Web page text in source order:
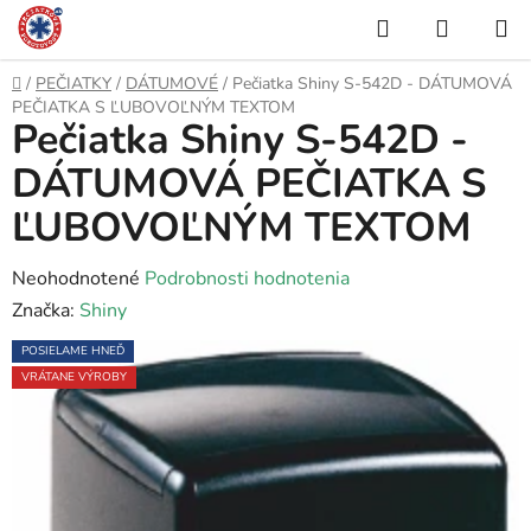
Prejsť
na
obsah
Hľadať
KOŠÍK
Domov
/ PEČIATKY / DÁTUMOVÉ / Pečiatka Shiny S-542D - DÁTUMOVÁ
PEČIATKA S ĽUBOVOĽNÝM TEXTOM
Pečiatka Shiny S-542D -
DÁTUMOVÁ PEČIATKA S
ĽUBOVOĽNÝM TEXTOM
Priemerné
hodnotenie
produktu
je
Neohodnotené Podrobnosti hodnotenia
Značka: Shiny
POSIELAME HNEĎ
VRÁTANE VÝROBY